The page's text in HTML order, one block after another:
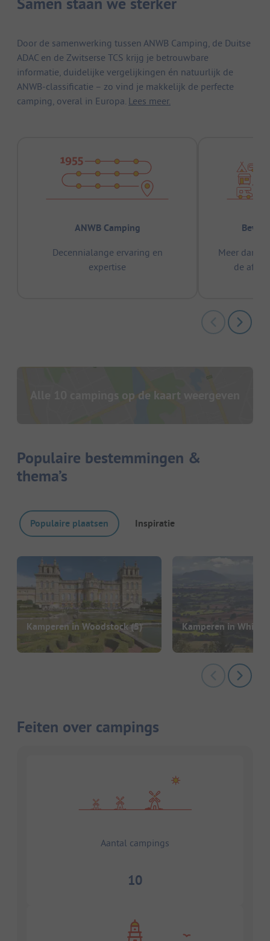
Door de samenwerking tussen ANWB Camping, de Duitse
ADAC en de Zwitserse TCS krijg je betrouwbare
informatie, duidelijke vergelijkingen én natuurlijk de
ANWB-classificatie – zo vind je makkelijk de perfecte
camping, overal in Europa. Lees meer.
ANWB Camping
Decennialange ervaring en
expertise
Meer dan
de
Alle 10 campings op de kaart weergeven
Populaire bestemmingen &
thema’s
Populaire plaatsen Inspiratie
Kamperen in Woodstock(5) Kamperen in
Feiten over campings
Aantal campings
10